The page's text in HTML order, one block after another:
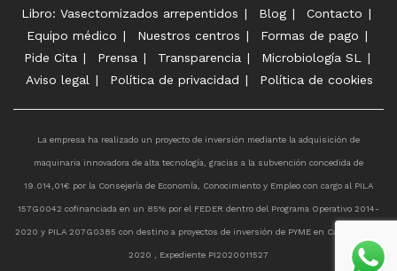
Libro: Vasectomizados arrepentidos
Blog
Contacto
Equipo médico
Nuestros centros
Formas de pago
Pide Cita
Prensa Transparencia
Microbiología SL
Aviso legal
Política de privacidad Política de cookies
La empresa ha realizado un proyecto de inversión mediante la adquisición de
maquinaria innovadora de alta tecnología, gracias a la subvención concedida de
19.014,01€ por la Consejería de Economía, Conocimiento y Empleo con cargo al PILA
157G0042 cofinanciada en un 85% por el FEDER dentro del Programa Operativo 2014-
2020 y PILA 207G0385 con destino a proyectos de inversión de PYME en Canarias año
2020 , Expediente PI2020011527